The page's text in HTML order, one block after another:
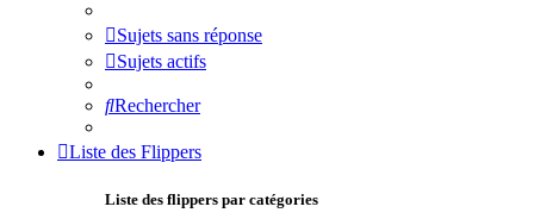
Sujets sans réponse
Sujets actifs
Rechercher
Liste des Flippers
Liste des flippers par catégories